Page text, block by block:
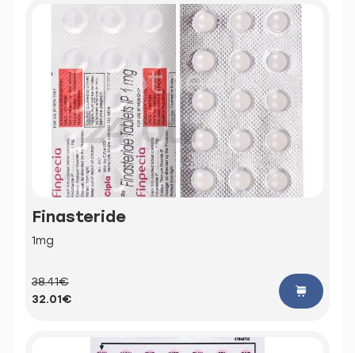
Finasteride
1mg
38.41€
32.01€